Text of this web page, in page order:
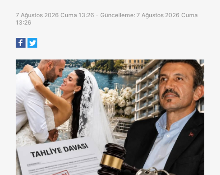
7 Ağustos 2026 Cuma 13:26 - Güncelleme: 7 Ağustos 2026 Cuma
13:26